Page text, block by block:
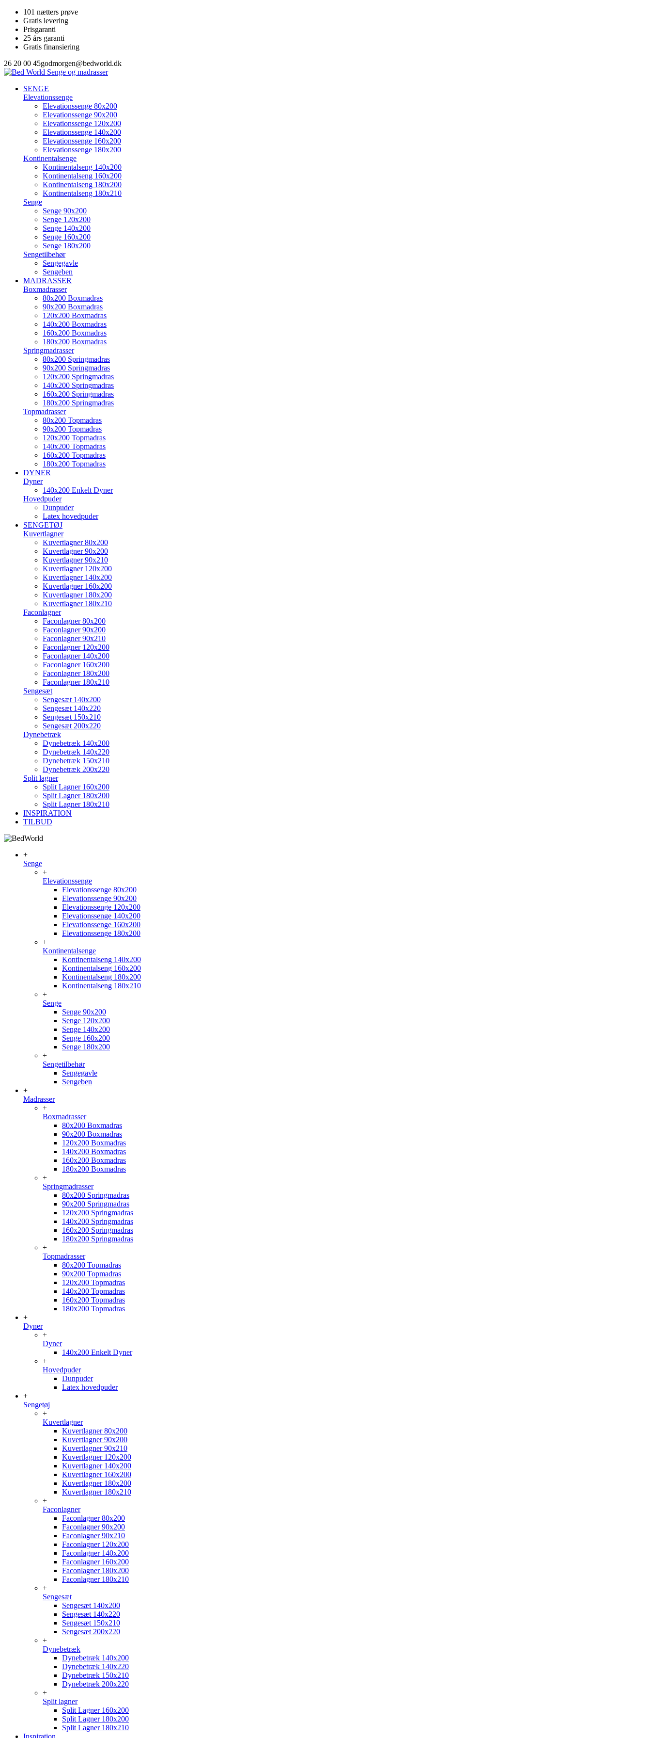
101 nætters prøve
Gratis levering
Prisgaranti
25 års garanti
Gratis finansiering
26 20 00 45godmorgen@bedworld.dk
SENGE
Elevationssenge
Elevationssenge 80x200
Elevationssenge 90x200
Elevationssenge 120x200
Elevationssenge 140x200
Elevationssenge 160x200
Elevationssenge 180x200
Kontinentalsenge
Kontinentalseng 140x200
Kontinentalseng 160x200
Kontinentalseng 180x200
Kontinentalseng 180x210
Senge
Senge 90x200
Senge 120x200
Senge 140x200
Senge 160x200
Senge 180x200
Sengetilbehør
Sengegavle
Sengeben
MADRASSER
Boxmadrasser
80x200 Boxmadras
90x200 Boxmadras
120x200 Boxmadras
140x200 Boxmadras
160x200 Boxmadras
180x200 Boxmadras
Springmadrasser
80x200 Springmadras
90x200 Springmadras
120x200 Springmadras
140x200 Springmadras
160x200 Springmadras
180x200 Springmadras
Topmadrasser
80x200 Topmadras
90x200 Topmadras
120x200 Topmadras
140x200 Topmadras
160x200 Topmadras
180x200 Topmadras
DYNER
Dyner
140x200 Enkelt Dyner
Hovedpuder
Dunpuder
Latex hovedpuder
SENGETØJ
Kuvertlagner
Kuvertlagner 80x200
Kuvertlagner 90x200
Kuvertlagner 90x210
Kuvertlagner 120x200
Kuvertlagner 140x200
Kuvertlagner 160x200
Kuvertlagner 180x200
Kuvertlagner 180x210
Faconlagner
Faconlagner 80x200
Faconlagner 90x200
Faconlagner 90x210
Faconlagner 120x200
Faconlagner 140x200
Faconlagner 160x200
Faconlagner 180x200
Faconlagner 180x210
Sengesæt
Sengesæt 140x200
Sengesæt 140x220
Sengesæt 150x210
Sengesæt 200x220
Dynebetræk
Dynebetræk 140x200
Dynebetræk 140x220
Dynebetræk 150x210
Dynebetræk 200x220
Split lagner
Split Lagner 160x200
Split Lagner 180x200
Split Lagner 180x210
INSPIRATION
TILBUD
+
Senge
+
Elevationssenge
Elevationssenge 80x200
Elevationssenge 90x200
Elevationssenge 120x200
Elevationssenge 140x200
Elevationssenge 160x200
Elevationssenge 180x200
+
Kontinentalsenge
Kontinentalseng 140x200
Kontinentalseng 160x200
Kontinentalseng 180x200
Kontinentalseng 180x210
+
Senge
Senge 90x200
Senge 120x200
Senge 140x200
Senge 160x200
Senge 180x200
+
Sengetilbehør
Sengegavle
Sengeben
+
Madrasser
+
Boxmadrasser
80x200 Boxmadras
90x200 Boxmadras
120x200 Boxmadras
140x200 Boxmadras
160x200 Boxmadras
180x200 Boxmadras
+
Springmadrasser
80x200 Springmadras
90x200 Springmadras
120x200 Springmadras
140x200 Springmadras
160x200 Springmadras
180x200 Springmadras
+
Topmadrasser
80x200 Topmadras
90x200 Topmadras
120x200 Topmadras
140x200 Topmadras
160x200 Topmadras
180x200 Topmadras
+
Dyner
+
Dyner
140x200 Enkelt Dyner
+
Hovedpuder
Dunpuder
Latex hovedpuder
+
Sengetøj
+
Kuvertlagner
Kuvertlagner 80x200
Kuvertlagner 90x200
Kuvertlagner 90x210
Kuvertlagner 120x200
Kuvertlagner 140x200
Kuvertlagner 160x200
Kuvertlagner 180x200
Kuvertlagner 180x210
+
Faconlagner
Faconlagner 80x200
Faconlagner 90x200
Faconlagner 90x210
Faconlagner 120x200
Faconlagner 140x200
Faconlagner 160x200
Faconlagner 180x200
Faconlagner 180x210
+
Sengesæt
Sengesæt 140x200
Sengesæt 140x220
Sengesæt 150x210
Sengesæt 200x220
+
Dynebetræk
Dynebetræk 140x200
Dynebetræk 140x220
Dynebetræk 150x210
Dynebetræk 200x220
+
Split lagner
Split Lagner 160x200
Split Lagner 180x200
Split Lagner 180x210
Inspiration